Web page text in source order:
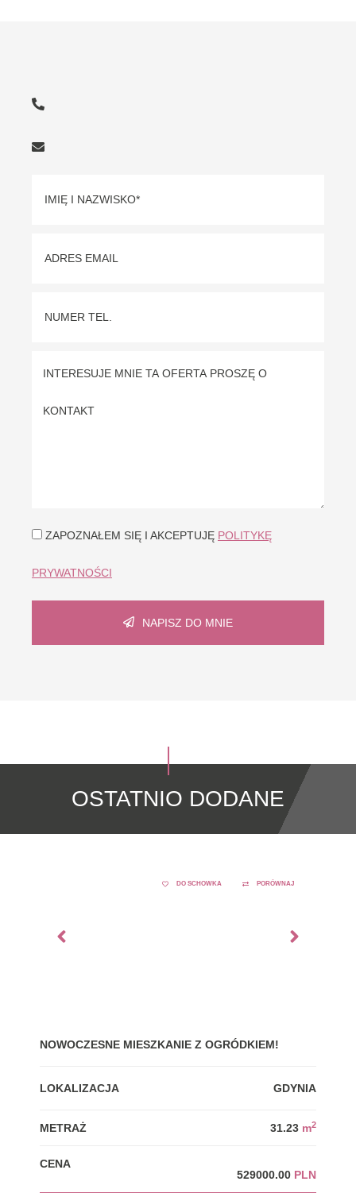
ZAPOZNAŁEM SIĘ I AKCEPTUJĘ POLITYKĘ
PRYWATNOŚCI
NAPISZ DO MNIE
OSTATNIO DODANE
DO SCHOWKA PORÓWNAJ
NOWOCZESNE MIESZKANIE Z OGRÓDKIEM!
LOKALIZACJA GDYNIA
METRAŻ 31.23 m2
CENA
529000.00 PLN